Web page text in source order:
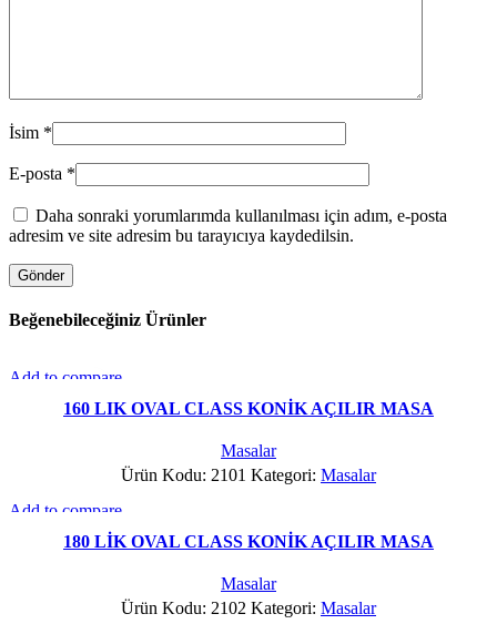
İsim *
E-posta *
Daha sonraki yorumlarımda kullanılması için adım, e-posta
adresim ve site adresim bu tarayıcıya kaydedilsin.
Beğenebileceğiniz Ürünler
Add to compare
Hızlı Gör
160 LIK OVAL CLASS KONİK AÇILIR MASA
Masalar
Ürün Kodu: 2101 Kategori: Masalar
Add to compare
Hızlı Gör
180 LİK OVAL CLASS KONİK AÇILIR MASA
Masalar
Ürün Kodu: 2102 Kategori: Masalar